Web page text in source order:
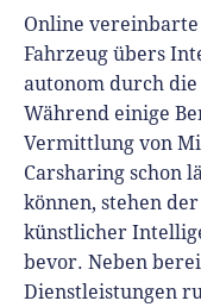
Firmenkonto
Preiskalkulation
Lohnsoftware
Weitere Tools &
Vergleiche
Marke, AGB &
Geschäftskonto
Richtig versichern
Steuerberatung
Software
Deals
Online
Fahrzeug übers
autonom durch
Während einige
Vermittlung von
Carsharing schon
können, stehen
künstlicher
bevor. Neben
Dienstleistungen